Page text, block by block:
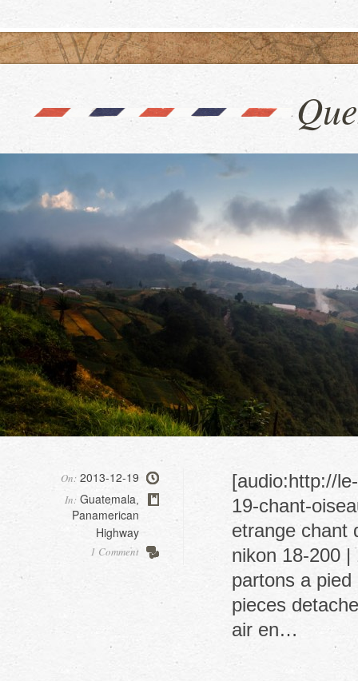
On: 2013-12-19
In: Guatemala
Panamerican
Highway
1 Comment
[audio:http://
19-chant-
etrange chant
nikon 18-200
partons a
pieces
air en…